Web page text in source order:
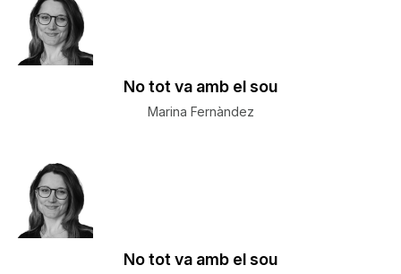
No tot va amb el sou
Marina Fernàndez
No tot va amb el sou